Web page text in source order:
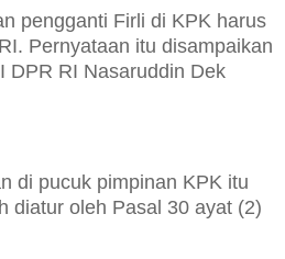
pengganti Firli di KPK harus
Pernyataan itu disampaikan
DPR RI Nasaruddin Dek
di pucuk pimpinan KPK itu
diatur oleh Pasal 30 ayat (2)